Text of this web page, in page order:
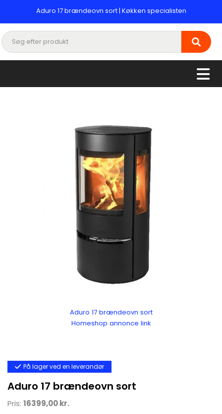
Aduro 17 brændeovn sort | Køkken specialisten
Aduro 17 brændeovn sort
Homeshop annonce link
På lager ved en leverandør
Aduro 17 brændeovn sort
Pris: 16399,00 kr.